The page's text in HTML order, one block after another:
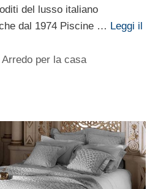
del lusso italiano
dal 1974 Piscine … Leggi il
Arredo per la casa